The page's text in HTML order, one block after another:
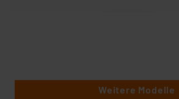
Weitere Modelle